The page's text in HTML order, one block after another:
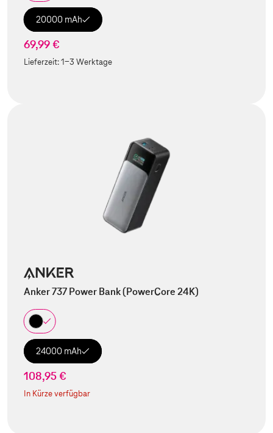
20000 mAh
69,99 €
Lieferzeit:1-3 Werktage
Anker 737 Power Bank (PowerCore 24K)
24000 mAh
108,95 €
In Kürze verfügbar